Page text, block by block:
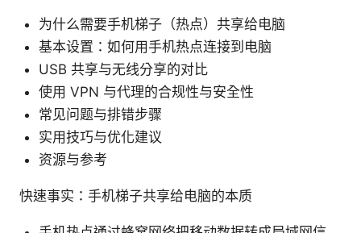
为什么需要手机梯子（热点）共享给电脑
基本设置：如何用手机热点连接到电脑
USB 共享与无线分享的对比
使用 VPN 与代理的合规性与安全性
常见问题与排错步骤
实用技巧与优化建议
资源与参考
快速事实：手机梯子共享给电脑的本质